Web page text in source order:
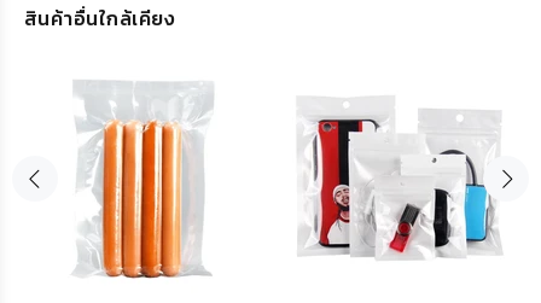
สินค้าอื่นใกล้เคียง